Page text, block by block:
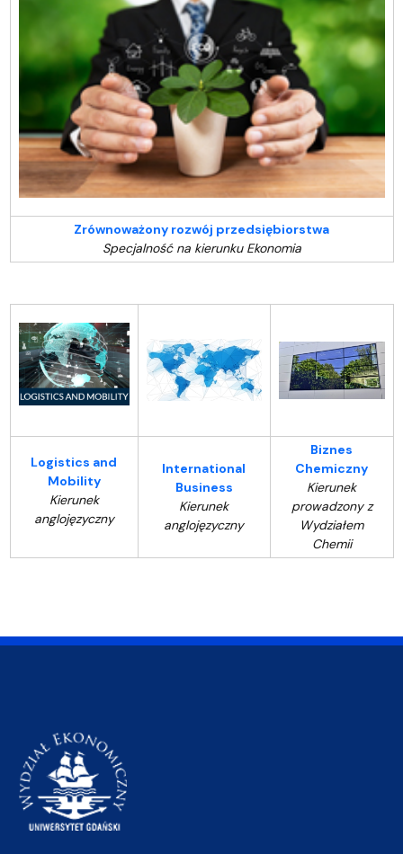
Zrównoważony rozwój przedsiębiorstwa
Specjalność na kierunku Ekonomia
Logistics and
Mobility
Kierunek
anglojęzyczny
International
Business
Kierunek
anglojęzyczny
Biznes
Chemiczny
Kierunek
prowadzony z
Wydziałem
Chemii